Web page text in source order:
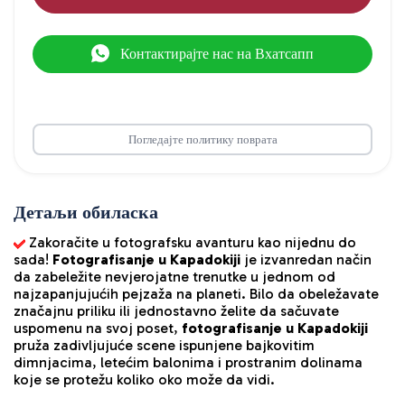
Контактирајте нас на Вхатсапп
Погледајте политику поврата
Детаљи обиласка
Zakoračite u fotografsku avanturu kao nijednu do
sada! Fotografisanje u Kapadokiji je izvanredan način
da zabeležite nevjerojatne trenutke u jednom od
najzapanjujućih pejzaža na planeti. Bilo da obeležavate
značajnu priliku ili jednostavno želite da sačuvate
uspomenu na svoj poset, fotografisanje u Kapadokiji
pruža zadivljujuće scene ispunjene bajkovitim
dimnjacima, letećim balonima i prostranim dolinama
koje se protežu koliko oko može da vidi.